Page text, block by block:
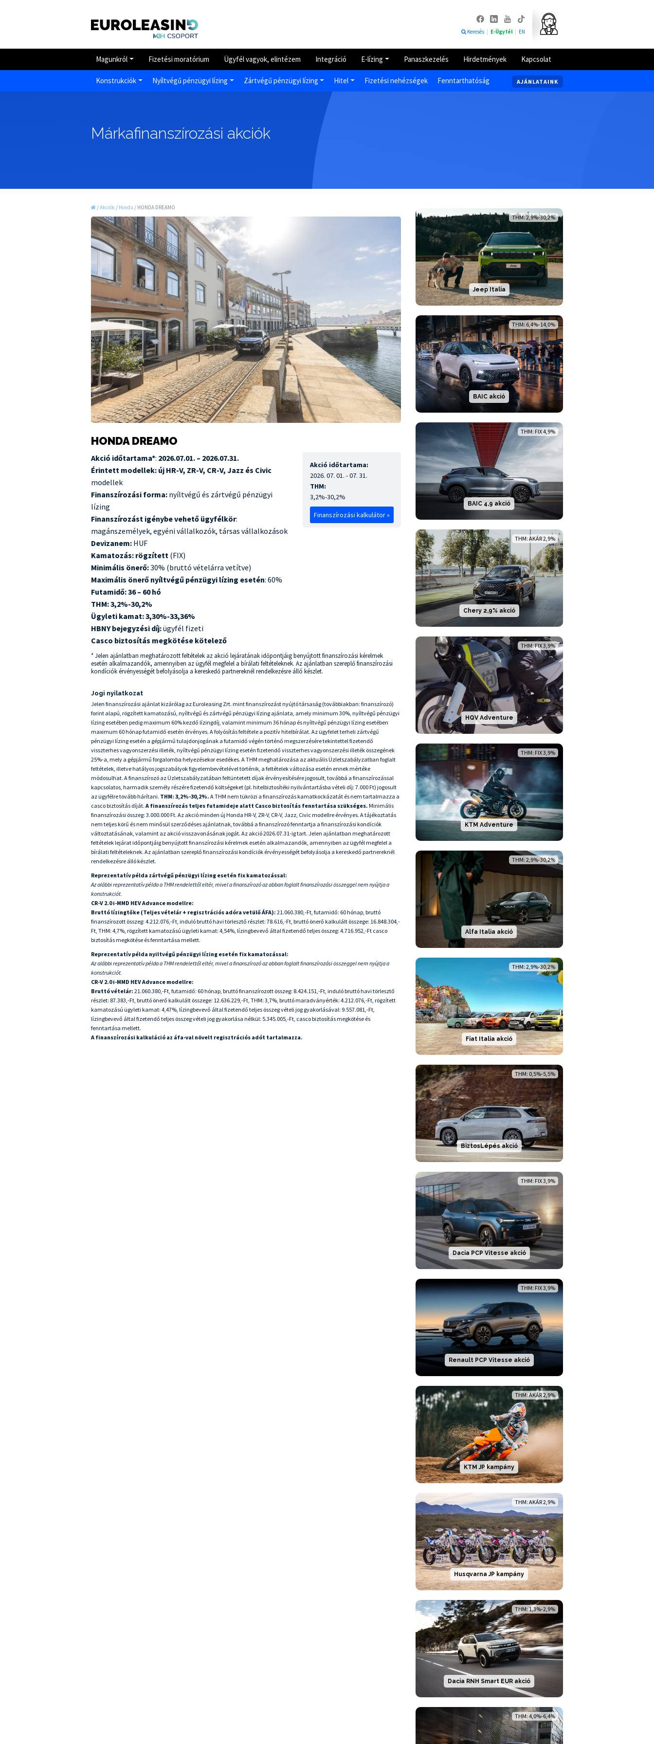
Keresés E-Ügyfél EN
Magunkról Fizetési moratórium Ügyfél vagyok, elintézem Integráció E-lízing Panaszkezelés Hirdetmények Kapcsolat
Konstrukciók Nyíltvégű pénzügyi lízing Zártvégű pénzügyi lízing Hitel Fizetési nehézségek Fenntarthatóság AJÁNLATAINK
Márkafinanszírozási akciók
/Akciók / Honda / HONDA DREAMO
HONDA DREAMO
Akció időtartama:
2026. 07. 01. - 07. 31.
THM:
3,2%-30,2%
Finanszírozási kalkulátor »
Akció időtartama*: 2026.07.01. – 2026.07.31.
Érintett modellek: új HR-V, ZR-V, CR-V, Jazz és Civic
modellek
Finanszírozási forma: nyíltvégű és zártvégű pénzügyi
lízing
Finanszírozást igénybe vehető ügyfélkör:
magánszemélyek, egyéni vállalkozók, társas vállalkozások
Devizanem: HUF
Kamatozás: rögzített (FIX)
Minimális önerő:30% (bruttó vételárra vetítve)
Maximális önerő nyíltvégű pénzügyi lízing esetén: 60%
Futamidő: 36 – 60 hó
THM: 3,2%-30,2%
Ügyleti kamat: 3,30%-33,36%
HBNY bejegyzési díj:ügyfél fizeti
Casco biztosítás megkötése kötelező
* Jelen ajánlatban meghatározott feltételek az akció lejáratának időpontjáig benyújtott finanszírozási kérelmek
esetén alkalmazandók, amennyiben az ügyfél megfelel a bírálati feltételeknek. Az ajánlatban szereplő finanszírozási
kondíciók érvényességét befolyásolja a kereskedő partnereknél rendelkezésre álló készlet.
Jogi nyilatkozat
Jelen finanszírozási ajánlat kizárólag az Euroleasing Zrt. mint finanszírozást nyújtó társaság (továbbiakban: finanszírozó)
forint alapú, rögzített kamatozású, nyíltvégű és zártvégű pénzügyi lízing ajánlata, amely minimum 30%, nyíltvégű pénzügyi
lízing esetében pedig maximum 60% kezdő lízingdíj, valamint minimum 36 hónap és nyíltvégű pénzügyi lízing esetében
maximum 60 hónap futamidő esetén érvényes. A folyósítás feltétele a pozitív hitelbírálat. Az ügyfelet terheli zártvégű
pénzügyi lízing esetén a gépjármű tulajdonjogának a futamidő végén történő megszerzésére tekintettel fizetendő
visszterhes vagyonszerzési illeték, nyíltvégű pénzügyi lízing esetén fizetendő visszterhes vagyonszerzési illeték összegének
25%-a, mely a gépjármű forgalomba helyezésekor esedékes. A THM meghatározása az aktuális Üzletszabályzatban foglalt
feltételek, illetve hatályos jogszabályok figyelembevételével történik, a feltételek változása esetén ennek mértéke
módosulhat. A finanszírozó az Üzletszabályzatában feltüntetett díjak érvényesítésére jogosult, továbbá a finanszírozással
kapcsolatos, harmadik személy részére fizetendő költségeket (pl. hitelbiztosítéki nyilvántartásba vételi díj: 7.000 Ft) jogosult
az ügyfélre tovább hárítani. THM: 3,2%-30,2%. A THM nem tükrözi a finanszírozás kamatkockázatát és nem tartalmazza a
casco biztosítás díját. A finanszírozás teljes futamideje alatt Casco biztosítás fenntartása szükséges. Minimális
finanszírozási összeg: 3.000.000 Ft. Az akció minden új Honda HR-V, ZR-V, CR-V, Jazz, Civic modellre érvényes. A tájékoztatás
nem teljes körű és nem minősül szerződéses ajánlatnak, továbbá a finanszírozó fenntartja a finanszírozási kondíciók
változtatásának, valamint az akció visszavonásának jogát. Az akció 2026.07.31-ig tart. Jelen ajánlatban meghatározott
feltételek lejárat időpontjáig benyújtott finanszírozási kérelmek esetén alkalmazandók, amennyiben az ügyfél megfelel a
bírálati feltételeknek. Az ajánlatban szereplő finanszírozási kondíciók érvényességét befolyásolja a kereskedő partnereknél
rendelkezésre álló készlet.
Reprezentatív példa zártvégű pénzügyi lízing esetén fix kamatozással:
Az alábbi reprezentatív példa a THM rendelettől eltér, mivel a finanszírozó az abban foglalt finanszírozási összeggel nem nyújtja a
konstrukciót.
CR-V 2.0 i-MMD HEV Advance modellre:
Bruttó lízingtőke (Teljes vételár + regisztrációs adóra vetülő ÁFA): 21.060.380,-Ft, futamidő: 60 hónap, bruttó
finanszírozott összeg: 4.212.076,-Ft, induló bruttó havi törlesztő részlet: 78.616,-Ft, bruttó önerő kalkulált összege: 16.848.304,-
Ft, THM: 4,7%, rögzített kamatozású ügyleti kamat: 4,54%, lízingbevevő által fizetendő teljes összeg: 4.716.952,-Ft casco
biztosítás megkötése és fenntartása mellett.
Reprezentatív példa nyiltvégű pénzügyi lízing esetén fix kamatozással:
Az alábbi reprezentatív példa a THM rendelettől eltér, mivel a finanszírozó az abban foglalt finanszírozási összeggel nem nyújtja a
konstrukciót.
CR-V 2.0 i-MMD HEV Advance modellre:
Bruttó vételár: 21.060.380,-Ft, futamidő: 60 hónap, bruttó finanszírozott összeg: 8.424.151,-Ft, induló bruttó havi törlesztő
részlet: 87.383,-Ft, bruttó önerő kalkulált összege: 12.636.229,-Ft, THM: 3,7%, bruttó maradványérték: 4.212.076,-Ft, rögzített
kamatozású ügyleti kamat: 4,47%, lízingbevevő által fizetendő teljes összeg vételi jog gyakorlásával: 9.557.081,-Ft,
lízingbevevő által fizetendő teljes összeg vételi jog gyakorlása nélkül: 5.345.005,-Ft, casco biztosítás megkötése és
fenntartása mellett.
A finanszírozási kalkuláció az áfa-val növelt regisztrációs adót tartalmazza.
THM: 2,9%-30,2%
Jeep Italia
THM: 6,4%-14,0%
BAIC akció
THM: FIX 4,9%
BAIC 4,9 akció
THM: AKÁR 2,9%
Chery 2,9% akció
THM: FIX 3,9%
HQV Adventure
THM: FIX 3,9%
KTM Adventure
THM: 2,9%-30,2%
Alfa Italia akció
THM: 2,9%-30,2%
Fiat Italia akció
THM: 0,5%-5,5%
BiztosLépés akció
THM: FIX 3,9%
Dacia PCP Vitesse akció
THM: FIX 3,9%
Renault PCP Vitesse akció
THM: AKÁR 2,9%
KTM JP kampány
THM: AKÁR 2,9%
Husqvarna JP kampány
THM: 1,3%-2,9%
Dacia RNH Smart EUR akció
THM: 4,0%-6,4%